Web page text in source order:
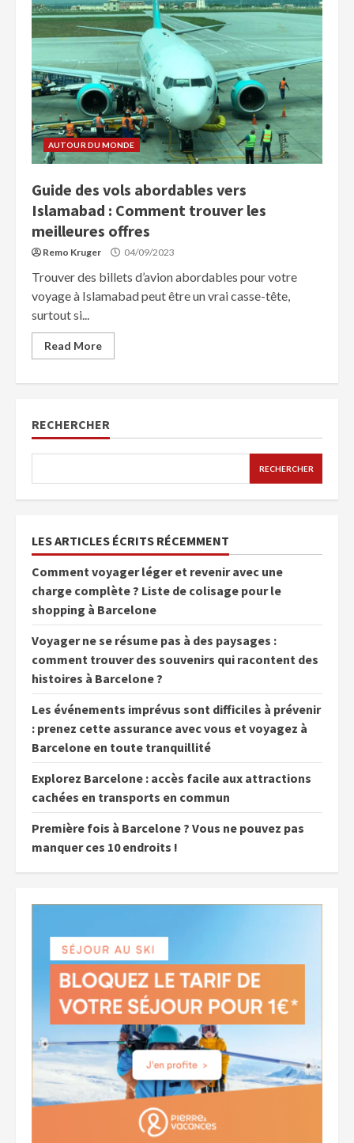
AUTOUR DU MONDE
Guide des vols abordables vers
Islamabad : Comment trouver les
meilleures offres
Remo Kruger 04/09/2023
Trouver des billets d’avion abordables pour votre
voyage à Islamabad peut être un vrai casse-tête,
surtout si...
Read More
RECHERCHER
RECHERCHER
LES ARTICLES ÉCRITS RÉCEMMENT
Comment voyager léger et revenir avec une
charge complète ? Liste de colisage pour le
shopping à Barcelone
Voyager ne se résume pas à des paysages :
comment trouver des souvenirs qui racontent des
histoires à Barcelone ?
Les événements imprévus sont difficiles à prévenir
: prenez cette assurance avec vous et voyagez à
Barcelone en toute tranquillité
Explorez Barcelone : accès facile aux attractions
cachées en transports en commun
Première fois à Barcelone ? Vous ne pouvez pas
manquer ces 10 endroits !